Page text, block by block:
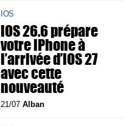
IOS
iOS 26.6 prépare
votre iPhone à
l’arrivée d’iOS 27
avec cette
nouveauté
21/07Alban